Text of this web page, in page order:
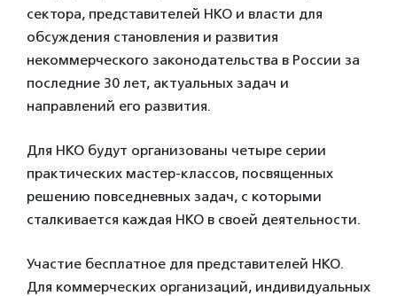
сектора, представителей НКО и власти для
обсуждения становления и развития
некоммерческого законодательства в России за
последние 30 лет, актуальных задач и
направлений его развития.
Для НКО будут организованы четыре серии
практических мастер-классов, посвященных
решению повседневных задач, с которыми
сталкивается каждая НКО в своей деятельности.
Участие бесплатное для представителей НКО.
Для коммерческих организаций, индивидуальных